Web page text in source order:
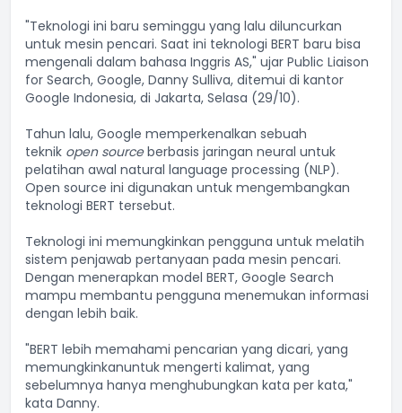
"Teknologi ini baru seminggu yang lalu diluncurkan
untuk mesin pencari. Saat ini teknologi BERT baru bisa
mengenali dalam bahasa Inggris AS," ujar Public Liaison
for Search, Google, Danny Sulliva, ditemui di kantor
Google Indonesia, di Jakarta, Selasa (29/10).
Tahun lalu, Google memperkenalkan sebuah
teknik open sourceberbasis jaringan neural untuk
pelatihan awal natural language processing (NLP).
Open source ini digunakan untuk mengembangkan
teknologi BERT tersebut.
Teknologi ini memungkinkan pengguna untuk melatih
sistem penjawab pertanyaan pada mesin pencari.
Dengan menerapkan model BERT, Google Search
mampu membantu pengguna menemukan informasi
dengan lebih baik.
"BERT lebih memahami pencarian yang dicari, yang
memungkinkanuntuk mengerti kalimat, yang
sebelumnya hanya menghubungkan kata per kata,"
kata Danny.